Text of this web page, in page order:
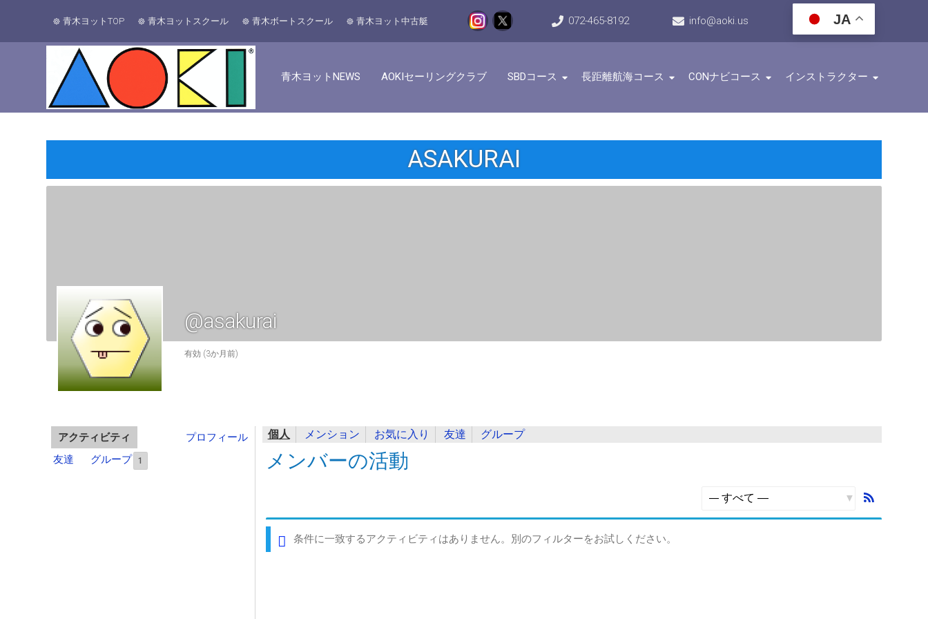
青木ヨットTOP 青木ヨットスクール 青木ボートスクール 青木ヨット中古艇 072-465-8192 info@aoki.us JA
青木ヨットNEWS AOKIセーリングクラブ SBDコース 長距離航海コース CONナビコース インストラクター
ASAKURAI
@asakurai
有効 (3か月前)
アクティビティ
プロフィール
友達
グループ 1
個人 メンション お気に入り 友達 グループ
メンバーの活動
条件に一致するアクティビティはありません。別のフィルターをお試しください。